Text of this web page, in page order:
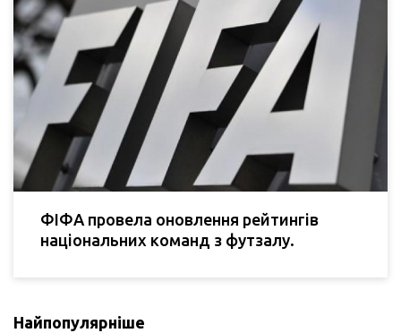
ФІФА провела оновлення рейтингів
національних команд з футзалу.
Найпопулярніше